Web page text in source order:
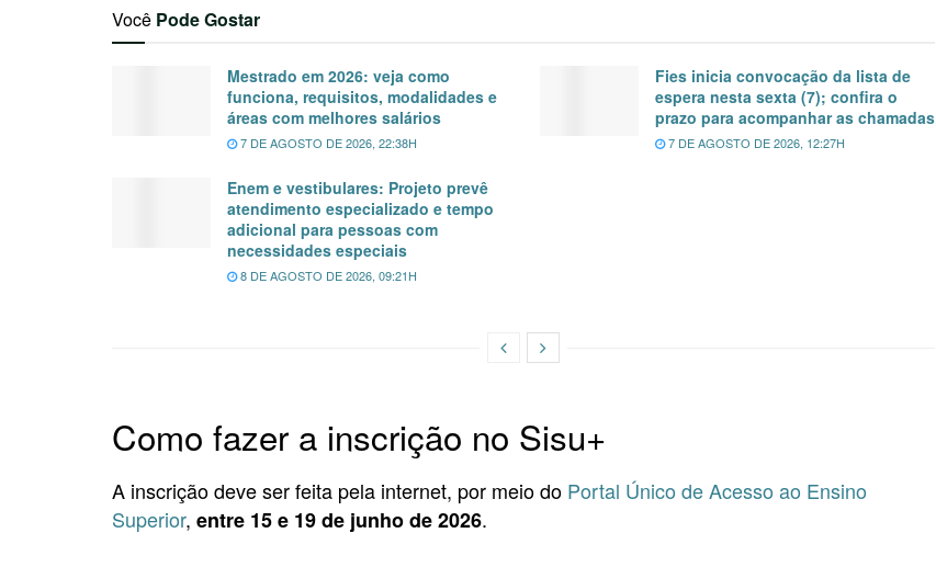
Você Pode Gostar
Mestrado em 2026: veja como
funciona, requisitos, modalidades e
áreas com melhores salários
7 DE AGOSTO DE 2026, 22:38H
Fies inicia convocação da lista de
espera nesta sexta (7); confira o
prazo para acompanhar as chamadas
7 DE AGOSTO DE 2026, 12:27H
Enem e vestibulares: Projeto prevê
atendimento especializado e tempo
adicional para pessoas com
necessidades especiais
8 DE AGOSTO DE 2026, 09:21H
Como fazer a inscrição no Sisu+
A inscrição deve ser feita pela internet, por meio do Portal Único de Acesso ao Ensino
Superior, entre 15 e 19 de junho de 2026.